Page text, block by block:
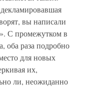
вы написали
С промежутком в
оба раза подробно
для новых
их,
ли, неожиданно